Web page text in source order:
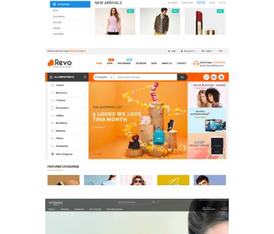
Multi Store
E-Commerce Design / Website Design
/ 회사/기업 / 회사/기업